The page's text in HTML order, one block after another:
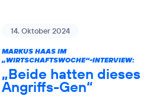
14. Oktober 2024
MARKUS HAAS IM
„WIRTSCHAFTSWOCHE“-INTERVIEW:
„Beide hatten dieses
Angriffs-Gen“